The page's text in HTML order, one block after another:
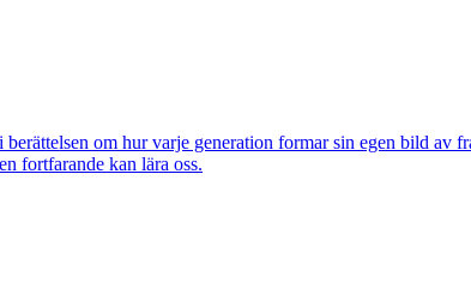
om hur varje generation formar sin egen bild av
fortfarande kan lära oss.